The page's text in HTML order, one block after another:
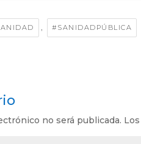
, #SANIDADPÚBLICA
no será publicada.